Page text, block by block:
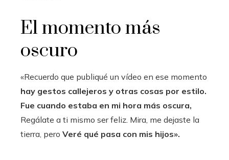
El momento más
oscuro
«Recuerdo que publiqué un vídeo en ese momento
hay gestos callejeros y otras cosas por estilo.
Fue cuando estaba en mi hora más oscura,
Regálate a ti mismo ser feliz. Mira, me dejaste la
tierra, pero Veré qué pasa con mis hijos».